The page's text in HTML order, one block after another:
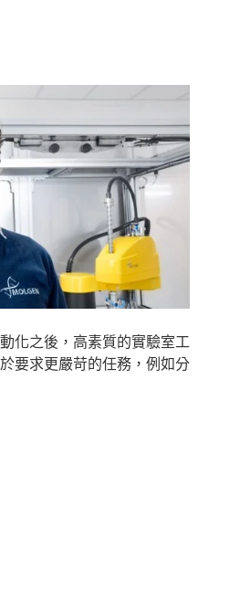
化之後，高素質的實驗室工
要求更嚴苛的任務，例如分